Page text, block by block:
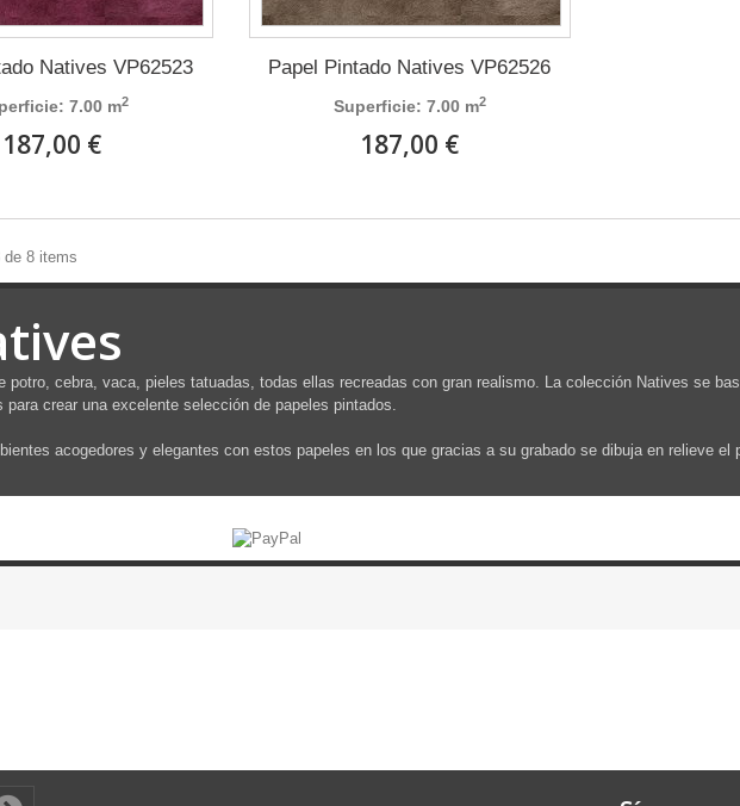
Natives VP62523
7.00 m2
187,00 €
Papel Pintado Natives VP62526
Superficie: 7.00 m2
187,00 €
de 8 items
potro, cebra, vaca, pieles tatuadas, todas ellas recreadas con gran realismo. La colección Natives se
para crear una excelente selección de papeles pintados.
acogedores y elegantes con estos papeles en los que gracias a su grabado se dibuja en relieve el